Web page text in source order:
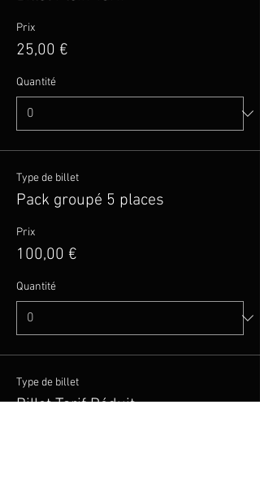
Prix
25,00 €
Quantité
Type de billet
Pack groupé 5 places
Prix
100,00 €
Quantité
Type de billet
Billet Tarif Réduit